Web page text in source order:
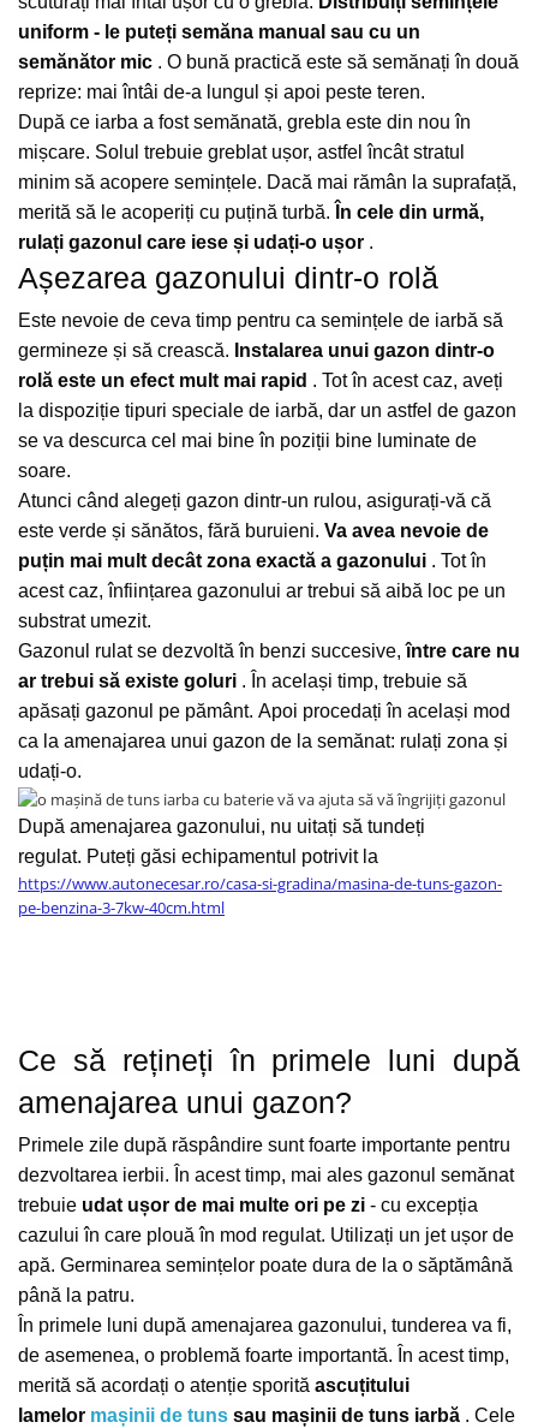
uniform - le puteți semăna manual sau cu un
semănător mic . O bună practică este să semănați în două
reprize: mai întâi de-a lungul și apoi peste teren.
După ce iarba a fost semănată, grebla este din nou în
mișcare. Solul trebuie greblat ușor, astfel încât stratul
minim să acopere semințele. Dacă mai rămân la suprafață,
merită să le acoperiți cu puțină turbă. În cele din urmă,
rulați gazonul care iese și udați-o ușor .
Așezarea gazonului dintr-o rolă
Este nevoie de ceva timp pentru ca semințele de iarbă să
germineze și să crească. Instalarea unui gazon dintr-o
rolă este un efect mult mai rapid . Tot în acest caz, aveți
la dispoziție tipuri speciale de iarbă, dar un astfel de gazon
se va descurca cel mai bine în poziții bine luminate de
soare.
Atunci când alegeți gazon dintr-un rulou, asigurați-vă că
este verde și sănătos, fără buruieni. Va avea nevoie de
puțin mai mult decât zona exactă a gazonului . Tot în
acest caz, înființarea gazonului ar trebui să aibă loc pe un
substrat umezit.
Gazonul rulat se dezvoltă în benzi succesive,între care nu
ar trebui să existe goluri . În același timp, trebuie să
apăsați gazonul pe pământ. Apoi procedați în același mod
ca la amenajarea unui gazon de la semănat: rulați zona și
udați-o.
După amenajarea gazonului, nu uitați să tundeți
regulat. Puteți găsi echipamentul potrivit la
https://www.autonecesar.ro/casa-si-gradina/masina-de-tuns-gazon-
pe-benzina-3-7kw-40cm.html
Ce să rețineți în primele luni după
amenajarea unui gazon?
Primele zile după răspândire sunt foarte importante pentru
dezvoltarea ierbii. În acest timp, mai ales gazonul semănat
trebuie udat ușor de mai multe ori pe zi - cu excepția
cazului în care plouă în mod regulat. Utilizați un jet ușor de
apă. Germinarea semințelor poate dura de la o săptămână
până la patru.
În primele luni după amenajarea gazonului, tunderea va fi,
de asemenea, o problemă foarte importantă. În acest timp,
merită să acordați o atenție sporită ascuțitului
lamelor mașinii de tuns sau mașinii de tuns iarbă . Cele